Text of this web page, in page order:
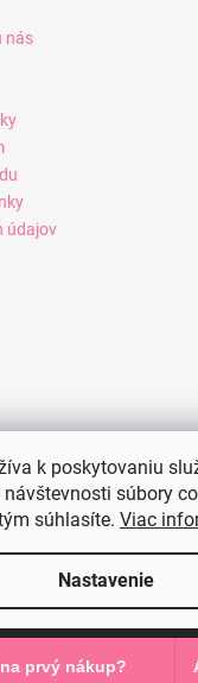
k poskytovaniu
súbory
súhlasíte. Viac
Nastavenie
Súhlasím
nás
údajov
Mia Dresses . Všetky
prvý nákup?